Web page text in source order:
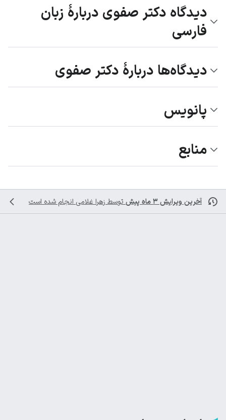
دیدگاه دکتر صفوی دربارهٔ زبان
فارسی
دیدگاه‌ها دربارهٔ دکتر صفوی
پانویس
منابع
آخرین ویرایش ۳ ماه پیش توسط زهرا غلامی انجام شده است